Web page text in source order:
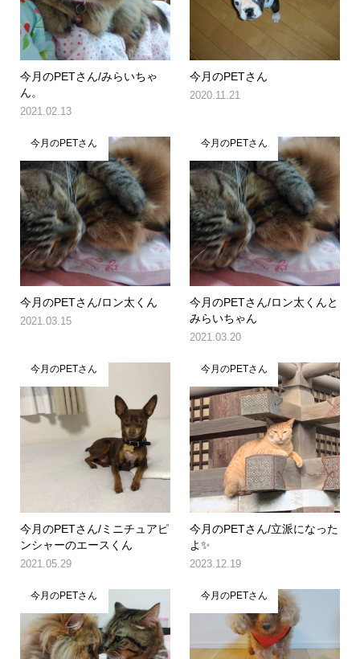
今月のPETさん/みらいちゃ
ん。
2021.02.13
今月のPETさん
2020.11.21
今月のPETさん
今月のPETさん/ロン太くん
2021.03.15
今月のPETさん
今月のPETさん/ロン太くんと
みらいちゃん
2021.03.20
今月のPETさん
今月のPETさん/ミニチュアピ
ンシャーのエースくん
2021.05.29
今月のPETさん
今月のPETさん/立派になった
よ✨
2023.12.19
今月のPETさん 今月のPETさん